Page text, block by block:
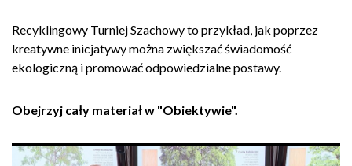
Recyklingowy Turniej Szachowy to przykład, jak poprzez
kreatywne inicjatywy można zwiększać świadomość
ekologiczną i promować odpowiedzialne postawy.
Obejrzyj cały materiał w "Obiektywie".